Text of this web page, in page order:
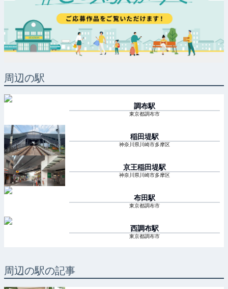
周辺の駅
調布駅
東京都調布市
稲田堤駅
神奈川県川崎市多摩区
京王稲田堤駅
神奈川県川崎市多摩区
布田駅
東京都調布市
西調布駅
東京都調布市
周辺の駅の記事